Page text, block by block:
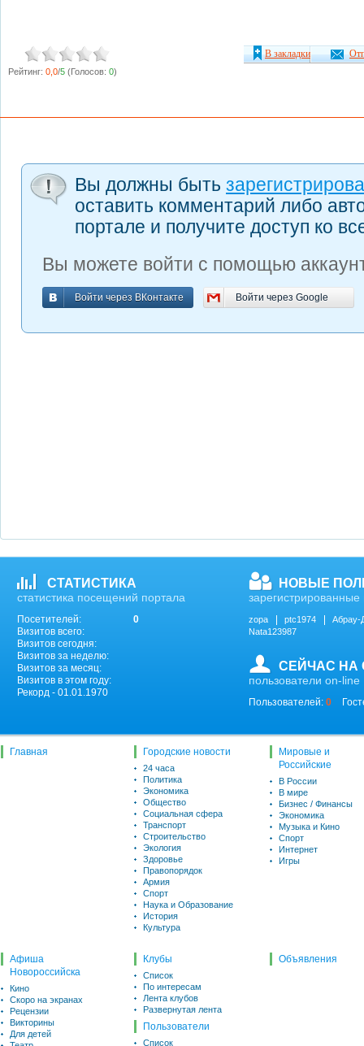
Рейтинг: 0,0/5 (Голосов: 0)
В закладки
Вы должны быть
оставить комментарий либо
портале и получите доступ ко
Вы можете войти с помощью
Войти через ВКонтакте
Войти через ВКонтакте Войти через Google
Войти через Google
СТАТИСТИКА
статистика посещений портала
Посетителей:
0
Визитов всего:
Визитов сегодня:
Визитов за неделю:
Визитов за месяц:
Визитов в этом году:
Рекорд - 01.01.1970
НОВЫЕ
зарегистрированные
zopa ptc1974
Абрау-
Nata123987
СЕЙЧАС НА
пользователи on-line
Пользователей: 0
Главная Городские новости
24 часа
Политика
Экономика
Общество
Социальная сфера
Транспорт
Строительство
Экология
Здоровье
Правопорядок
Армия
Спорт
Наука и Образование
История
Культура
Мировые и
Российские
В России
В мире
Бизнес / Финансы
Экономика
Музыка и Кино
Спорт
Интернет
Игры
Афиша
Новороссийска
Кино
Скоро на экранах
Рецензии
Викторины
Для детей
Клубы
Список
По интересам
Лента клубов
Развернутая лента
Пользователи
Список
Объявления